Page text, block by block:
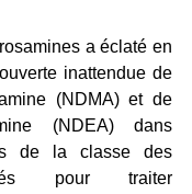
a éclaté en
inattendue de
(NDMA) et de
(NDEA) dans
de la classe des
pour traiter